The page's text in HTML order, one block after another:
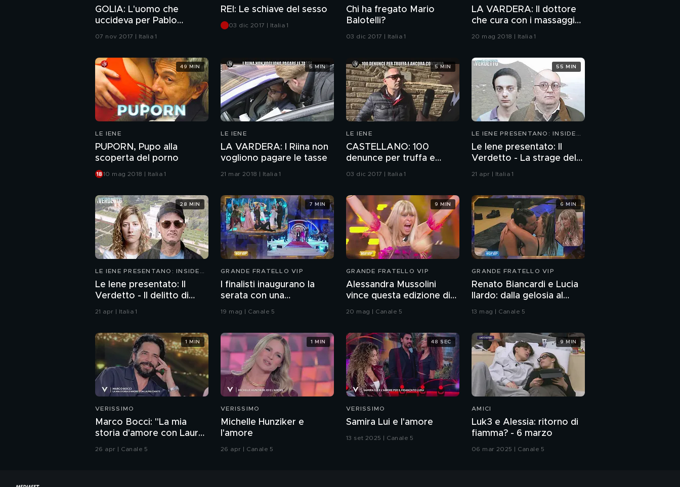
GOLIA: L'uomo che
uccideva per Pablo
07 nov 2017 | Italia 1
REI: Le schiave del sesso
03 dic 2017 | Italia 1
Chi ha fregato Mario
Balotelli?
03 dic 2017 | Italia 1
LA VARDERA: Il dottore
che cura con i massaggi
erotici… a domicilio
20 mag 2018 | Italia 1
LE IENE
PUPORN, Pupo alla
scoperta del porno
10 mag 2018 | Italia 1
49 MIN
LE IENE
LA VARDERA: I Riina non
vogliono pagare le tasse
21 mar 2018 | Italia 1
5 MIN
LE IENE
CASTELLANO: 100
denunce per truffa e
ancora continua
03 dic 2017 | Italia 1
5 MIN
LE IENE PRESENTANO: INSIDE
Le Iene presentato: Il
Verdetto - La strage del
Circeo
21 apr | Italia 1
55 MIN
LE IENE PRESENTANO: INSIDE
Le Iene presentato: Il
Verdetto - Il delitto di
Villa Pamphili
21 apr | Italia 1
28 MIN
GRANDE FRATELLO VIP
I finalisti inaugurano la
serata con una
coreografia
19 mag | Canale 5
7 MIN
GRANDE FRATELLO VIP
Alessandra Mussolini
vince questa edizione di
Grande Fratello VIP
20 mag | Canale 5
9 MIN
GRANDE FRATELLO VIP
Renato Biancardi e Lucia
Ilardo: dalla gelosia al
13 mag | Canale 5
6 MIN
VERISSIMO
Marco Bocci: "La mia
storia d'amore con Laura
Chiatti"
26 apr | Canale 5
1 MIN
VERISSIMO
Michelle Hunziker e
l'amore
26 apr | Canale 5
1 MIN
VERISSIMO
Samira Lui e l'amore
13 set 2025 | Canale 5
48 SEC
AMICI
Luk3 e Alessia: ritorno di
fiamma? - 6 marzo
06 mar 2025 | Canale 5
9 MIN